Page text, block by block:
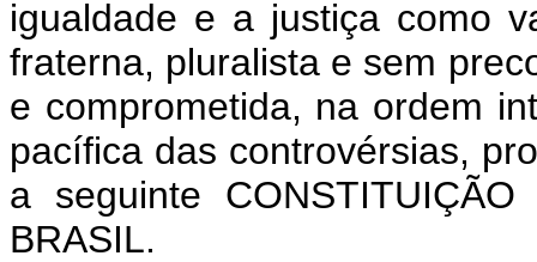
igualdade e a justiça como
fraterna, pluralista e sem
e comprometida, na ordem
pacífica das controvérsias,
a seguinte CONSTITUIÇÃO
BRASIL.